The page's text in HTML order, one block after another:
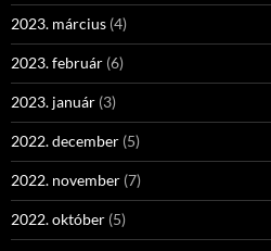
2023. március (4)
2023. február (6)
2023. január (3)
2022. december (5)
2022. november (7)
2022. október (5)